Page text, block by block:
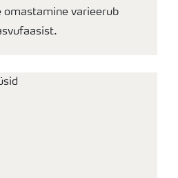
omastamine varieerub